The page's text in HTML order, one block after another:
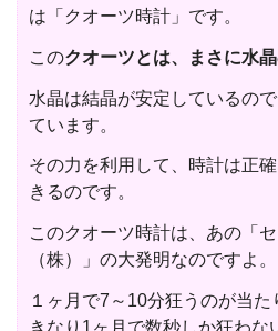
は「クオーツ時計」です。
このクオーツとは、まさに水晶
水晶は結晶が安定しているので
ています。
その力を利用して、時計は正
きるのです。
このクオーツ時計は、あの「
（株）」の大発明なのですよ。
１ヶ月で7～10分狂うのが当
きなり1ヶ月で数秒しか狂わな